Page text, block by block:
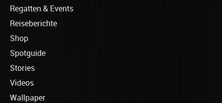
Regatten & Events
Reiseberichte
Shop
Spotguide
Stories
Videos
Wallpaper